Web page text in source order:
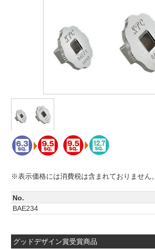
※表示価格には消費税は含まれておりません。
No.
BAE234
グッドデザイン賞受賞商品